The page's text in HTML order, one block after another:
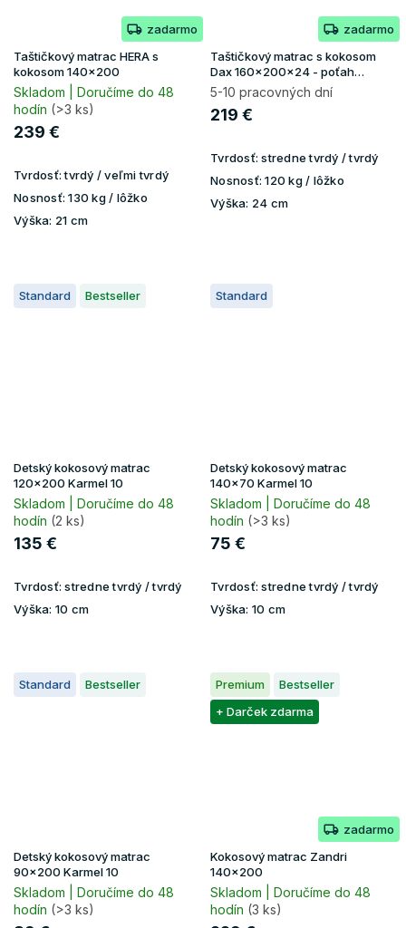
zadarmo
Taštičkový matrac HERA s
kokosom 140x200
Skladom | Doručíme do 48
hodín (>3 ks)
239 €
Tvrdosť:tvrdý / veľmi tvrdý
Nosnosť: 130 kg / lôžko
Výška: 21 cm
zadarmo
Taštičkový matrac s kokosom
Dax 160x200x24 - poťah
Lavender
5-10 pracovných dní
219 €
Tvrdosť: stredne tvrdý / tvrdý
Nosnosť: 120 kg / lôžko
Výška: 24 cm
Standard Bestseller
Detský kokosový matrac
120x200 Karmel 10
Skladom | Doručíme do 48
hodín (2 ks)
135 €
Tvrdosť: stredne tvrdý / tvrdý
Výška: 10 cm
Standard
Detský kokosový matrac
140x70 Karmel 10
Skladom | Doručíme do 48
hodín (>3 ks)
75 €
Tvrdosť: stredne tvrdý / tvrdý
Výška: 10 cm
Standard Bestseller
Detský kokosový matrac
90x200 Karmel 10
Skladom | Doručíme do 48
hodín (>3 ks)
Premium
Bestseller
+ Darček zdarma
zadarmo
Kokosový matrac Zandri
140x200
Skladom | Doručíme do 48
hodín (3 ks)